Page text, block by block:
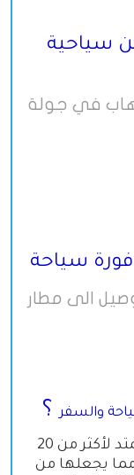
سياحية
في جولة
سياحة
الى مطار
والسفر ؟
تتمتع شركة المحيط بتاريخ حافل يمتد لأكثر من 20
مما يجعلها من